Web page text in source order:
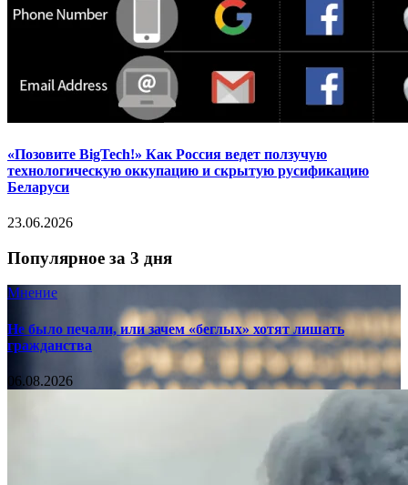
«Позовите BigTech!» Как Россия ведет ползучую
технологическую оккупацию и скрытую русификацию
Беларуси
23.06.2026
Популярное за 3 дня
Мнение
Не было печали, или зачем «беглых» хотят лишать
гражданства
06.08.2026